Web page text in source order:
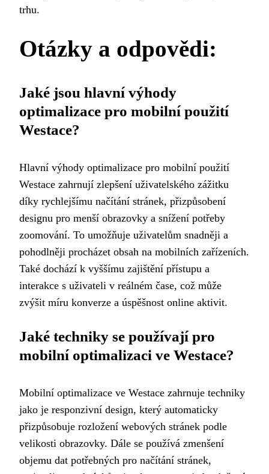
trhu.
Otázky a odpovědi:
Jaké jsou hlavní výhody
optimalizace pro mobilní použití
Westace?
Hlavní výhody optimalizace pro mobilní použití
Westace zahrnují zlepšení uživatelského zážitku
díky rychlejšímu načítání stránek, přizpůsobení
designu pro menší obrazovky a snížení potřeby
zoomování. To umožňuje uživatelům snadněji a
pohodlněji procházet obsah na mobilních zařízeních.
Také dochází k vyššímu zajištění přístupu a
interakce s uživateli v reálném čase, což může
zvýšit míru konverze a úspěšnost online aktivit.
Jaké techniky se používají pro
mobilní optimalizaci ve Westace?
Mobilní optimalizace ve Westace zahrnuje techniky
jako je responzivní design, který automaticky
přizpůsobuje rozložení webových stránek podle
velikosti obrazovky. Dále se používá zmenšení
objemu dat potřebných pro načítání stránek,